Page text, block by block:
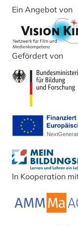
Ein Angebot von
Gefördert von
In Kooperation